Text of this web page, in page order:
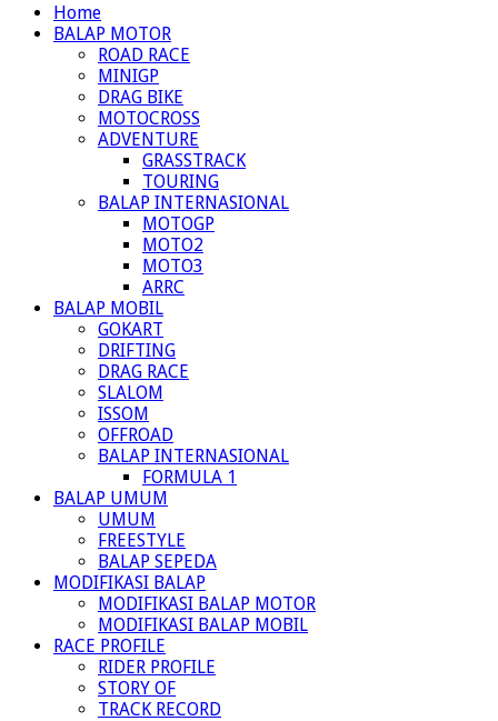
Home
BALAP MOTOR
ROAD RACE
MINIGP
DRAG BIKE
MOTOCROSS
ADVENTURE
GRASSTRACK
TOURING
BALAP INTERNASIONAL
MOTOGP
MOTO2
MOTO3
ARRC
BALAP MOBIL
GOKART
DRIFTING
DRAG RACE
SLALOM
ISSOM
OFFROAD
BALAP INTERNASIONAL
FORMULA 1
BALAP UMUM
UMUM
FREESTYLE
BALAP SEPEDA
MODIFIKASI BALAP
MODIFIKASI BALAP MOTOR
MODIFIKASI BALAP MOBIL
RACE PROFILE
RIDER PROFILE
STORY OF
TRACK RECORD